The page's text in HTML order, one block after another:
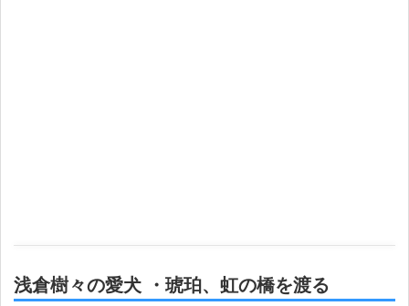
浅倉樹々の愛犬 ・琥珀、虹の橋を渡る